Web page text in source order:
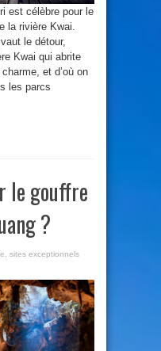
est célèbre pour le
la rivière Kwai.
le détour,
Kwai qui abrite
et d’où on
les parcs
le gouffre
?
sites exceptionnels